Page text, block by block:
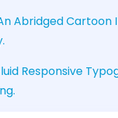
Abridged Cartoon
Responsive